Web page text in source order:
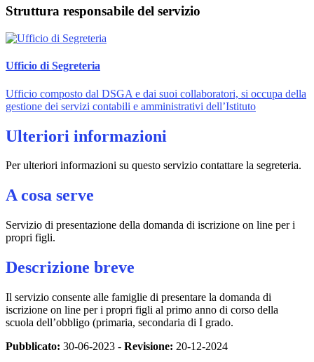
Struttura responsabile del servizio
Ufficio di Segreteria
Ufficio composto dal DSGA e dai suoi collaboratori, si occupa della
gestione dei servizi contabili e amministrativi dell’Istituto
Ulteriori informazioni
Per ulteriori informazioni su questo servizio contattare la segreteria.
A cosa serve
Servizio di presentazione della domanda di iscrizione on line per i
propri figli.
Descrizione breve
Il servizio consente alle famiglie di presentare la domanda di
iscrizione on line per i propri figli al primo anno di corso della
scuola dell’obbligo (primaria, secondaria di I grado.
Pubblicato: 30-06-2023 - Revisione: 20-12-2024